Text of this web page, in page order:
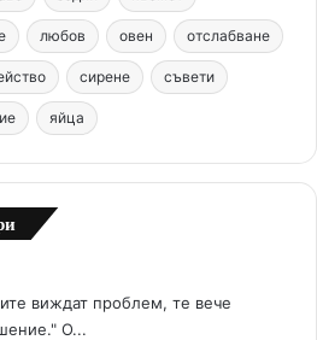
r
e
s
t
b
e
g
r
m
m
любов овен отслабване
сирене съвети
яйца
виждат проблем, те вече
О...